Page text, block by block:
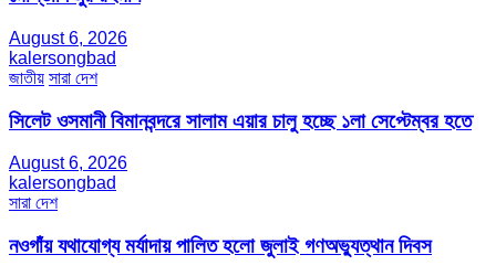
August 6, 2026
kalersongbad
জাতীয় সারা দেশ
সিলেট ওসমানী বিমানবন্দরে সালাম এয়ার চালু হচ্ছে ১লা সেপ্টেম্বর হতে
August 6, 2026
kalersongbad
সারা দেশ
নওগাঁয় যথাযোগ্য মর্যাদায় পালিত হলো জুলাই গণঅভ্যুত্থান দিবস